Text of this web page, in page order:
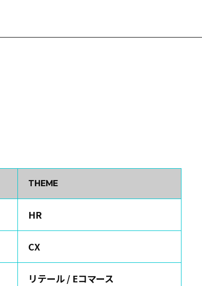
THEME
HR
CX
リテール / Eコマース